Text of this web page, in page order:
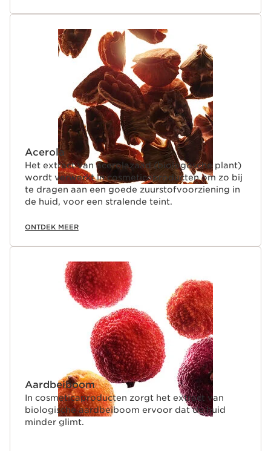
Acerola
Het extract van acerolazaad (biologosche plant)
wordt verwerkt in cosmeticaproducten om zo bij
te dragen aan een goede zuurstofvoorziening in
de huid, voor een stralende teint.
ONTDEK MEER
Aardbeiboom
In cosmeticaproducten zorgt het extract van
biologische aardbeiboom ervoor dat de huid
minder glimt.